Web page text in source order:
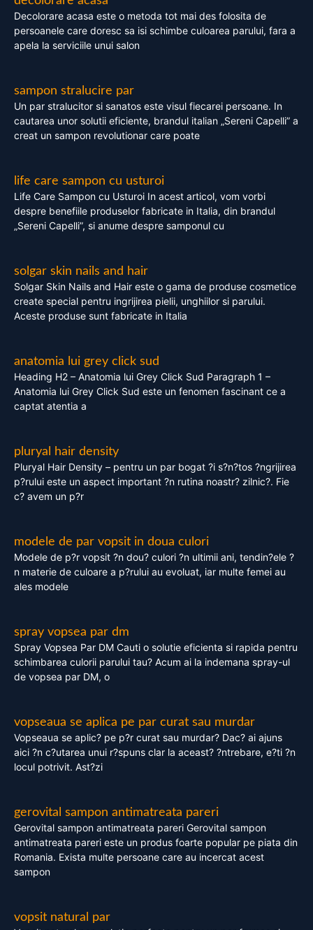
Decolorare acasa este o metoda tot mai des folosita de
persoanele care doresc sa isi schimbe culoarea parului, fara a
apela la serviciile unui salon
sampon stralucire par
Un par stralucitor si sanatos este visul fiecarei persoane. In
cautarea unor solutii eficiente, brandul italian „Sereni Capelli” a
creat un sampon revolutionar care poate
life care sampon cu usturoi
Life Care Sampon cu Usturoi In acest articol, vom vorbi
despre benefiile produselor fabricate in Italia, din brandul
„Sereni Capelli”, si anume despre samponul cu
solgar skin nails and hair
Solgar Skin Nails and Hair este o gama de produse cosmetice
create special pentru ingrijirea pielii, unghiilor si parului.
Aceste produse sunt fabricate in Italia
anatomia lui grey click sud
Heading H2 – Anatomia lui Grey Click Sud Paragraph 1 –
Anatomia lui Grey Click Sud este un fenomen fascinant ce a
captat atentia a
pluryal hair density
Pluryal Hair Density – pentru un par bogat ?i s?n?tos ?ngrijirea
p?rului este un aspect important ?n rutina noastr? zilnic?. Fie
c? avem un p?r
modele de par vopsit in doua culori
Modele de p?r vopsit ?n dou? culori ?n ultimii ani, tendin?ele ?
n materie de culoare a p?rului au evoluat, iar multe femei au
ales modele
spray vopsea par dm
Spray Vopsea Par DM Cauti o solutie eficienta si rapida pentru
schimbarea culorii parului tau? Acum ai la indemana spray-ul
de vopsea par DM, o
vopseaua se aplica pe par curat sau murdar
Vopseaua se aplic? pe p?r curat sau murdar? Dac? ai ajuns
aici ?n c?utarea unui r?spuns clar la aceast? ?ntrebare, e?ti ?n
locul potrivit. Ast?zi
gerovital sampon antimatreata pareri
Gerovital sampon antimatreata pareri Gerovital sampon
antimatreata pareri este un produs foarte popular pe piata din
Romania. Exista multe persoane care au incercat acest
sampon
vopsit natural par